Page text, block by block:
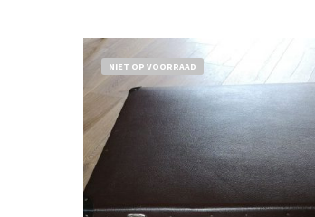
NIET OP VOORRAAD